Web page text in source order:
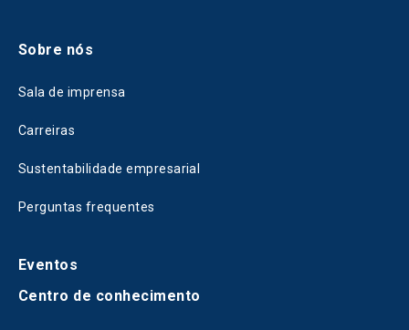
Sobre nós
Sala de imprensa
Carreiras
Sustentabilidade empresarial
Perguntas frequentes
Eventos
Centro de conhecimento